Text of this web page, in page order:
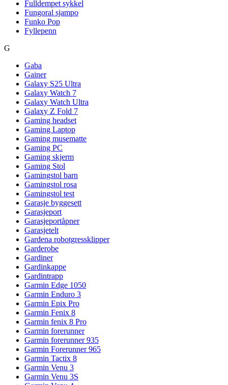
Fulldempet sykkel
Fungoral sjampo
Funko Pop
Fyllepenn
G
Gaba
Gainer
Galaxy S25 Ultra
Galaxy Watch 7
Galaxy Watch Ultra
Galaxy Z Fold 7
Gaming headset
Gaming Laptop
Gaming musematte
Gaming PC
Gaming skjerm
Gaming Stol
Gamingstol barn
Gamingstol rosa
Gamingstol test
Garasje byggesett
Garasjeport
Garasjeportåpner
Garasjetelt
Gardena robotgressklipper
Garderobe
Gardiner
Gardinkappe
Gardintrapp
Garmin Edge 1050
Garmin Enduro 3
Garmin Epix Pro
Garmin Fenix 8
Garmin fenix 8 Pro
Garmin forerunner
Garmin forerunner 935
Garmin Forerunner 965
Garmin Tactix 8
Garmin Venu 3
Garmin Venu 3S